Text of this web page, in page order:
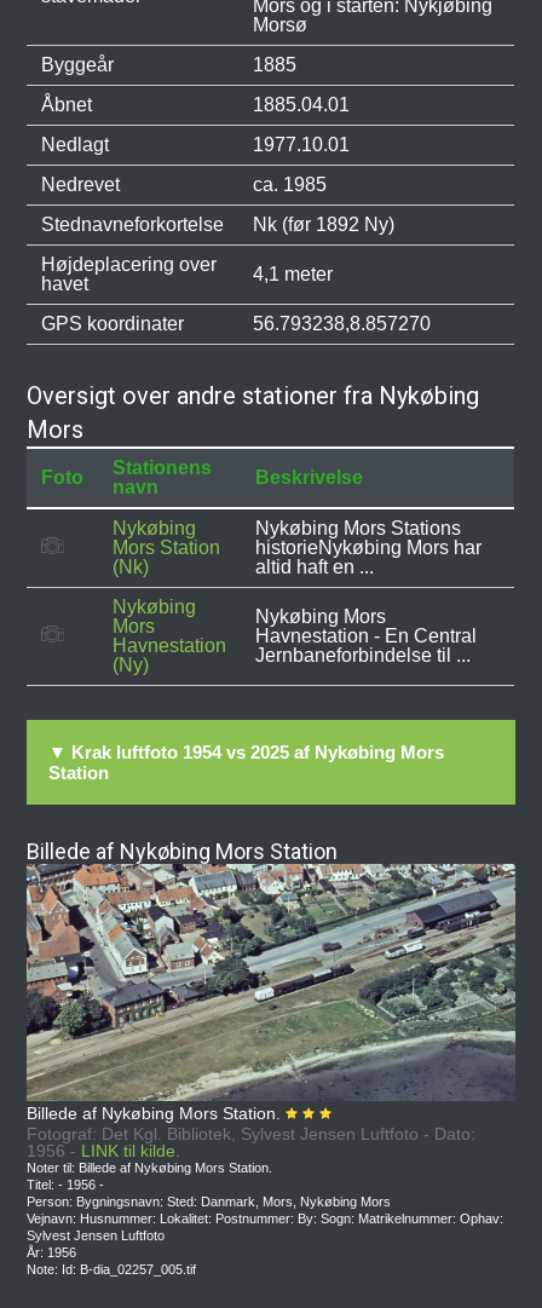
Mors og i starten: Nykjøbing
Morsø
Byggeår
1885
Åbnet
1885.04.01
Nedlagt
1977.10.01
Nedrevet
ca. 1985
Stednavneforkortelse
Nk (før 1892 Ny)
Højdeplacering over
havet
4,1 meter
GPS koordinater 56.793238,8.857270
Oversigt over andre stationer fra Nykøbing
Mors
Foto
Stationens
navn
Beskrivelse
Nykøbing
Mors Station
(Nk)
Nykøbing Mors Stations
historieNykøbing Mors har
altid haft en ...
Nykøbing
Mors
Havnestation
(Ny)
Nykøbing Mors
Havnestation - En Central
Jernbaneforbindelse til ...
▼ Krak luftfoto 1954 vs 2025 af Nykøbing Mors
Station
Billede af Nykøbing Mors Station
Billede af Nykøbing Mors Station.
Fotograf: Det Kgl. Bibliotek, Sylvest Jensen Luftfoto - Dato:
1956 - LINK til kilde.
Noter til: Billede af Nykøbing Mors Station.
Titel: - 1956 -
Person: Bygningsnavn: Sted: Danmark, Mors, Nykøbing Mors
Vejnavn: Husnummer: Lokalitet: Postnummer: By: Sogn: Matrikelnummer: Ophav:
Sylvest Jensen Luftfoto
År: 1956
Note: Id: B-dia_02257_005.tif